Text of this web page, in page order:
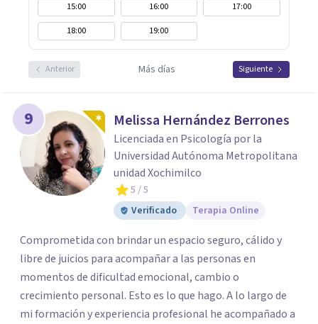
15:00 16:00
17:00
18:00
19:00
Anterior Más días Siguiente
9 Melissa Hernández Berrones
Licenciada en Psicología por la
Universidad Autónoma Metropolitana
unidad Xochimilco
5 / 5
Verificado
Terapia Online
Comprometida con brindar un espacio seguro, cálido y
libre de juicios para acompañar a las personas en
momentos de dificultad emocional, cambio o
crecimiento personal. Esto es lo que hago. A lo largo de
mi formación y experiencia profesional he acompañado a